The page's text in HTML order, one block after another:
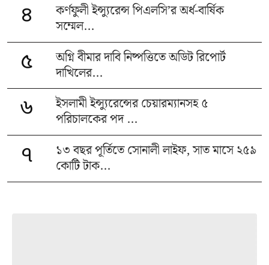
৪
কর্ণফুলী ইন্স্যুরেন্স পিএলসি’র অর্ধ-বার্ষিক
সম্মেল...
৫
অগ্নি বীমার দাবি নিষ্পত্তিতে অডিট রিপোর্ট
দাখিলের...
৬
ইসলামী ইন্স্যুরেন্সের চেয়ারম্যানসহ ৫
পরিচালকের পদ ...
৭
১৩ বছর পূর্তিতে সোনালী লাইফ, সাত মাসে ২৫৯
কোটি টাক...